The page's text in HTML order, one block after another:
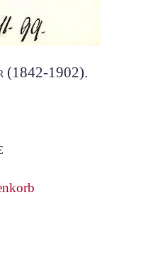
(1842-1902).